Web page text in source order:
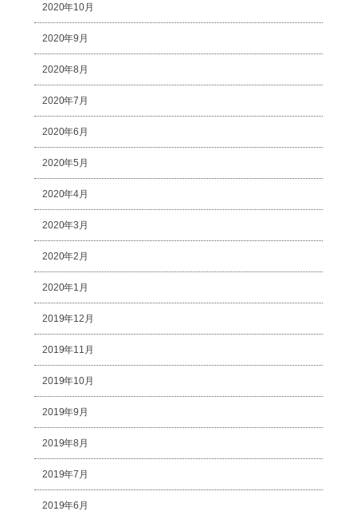
2020年10月
2020年9月
2020年8月
2020年7月
2020年6月
2020年5月
2020年4月
2020年3月
2020年2月
2020年1月
2019年12月
2019年11月
2019年10月
2019年9月
2019年8月
2019年7月
2019年6月